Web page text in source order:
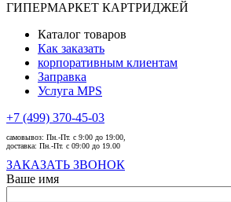
ГИПЕРМАРКЕТ КАРТРИДЖЕЙ
Каталог товаров
Как заказать
корпоративным клиентам
Заправка
Услуга MPS
+7 (499) 370-45-03
самовывоз: Пн.-Пт. с 9:00 до 19:00,
доставка: Пн.-Пт. с 09:00 до 19.00
ЗАКАЗАТЬ ЗВОНОК
Ваше имя